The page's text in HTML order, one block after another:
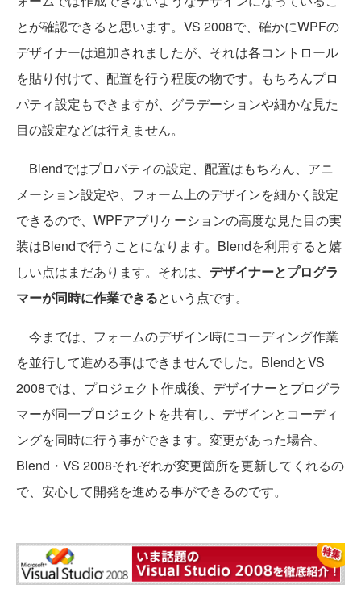
とが確認できると思います。VS 2008で、確かにWPFの
デザイナーは追加されましたが、それは各コントロール
を貼り付けて、配置を行う程度の物です。もちろんプロ
パティ設定もできますが、グラデーションや細かな見た
目の設定などは行えません。
Blendではプロパティの設定、配置はもちろん、アニ
メーション設定や、フォーム上のデザインを細かく設定
できるので、WPFアプリケーションの高度な見た目の実
装はBlendで行うことになります。Blendを利用すると嬉
しい点はまだあります。それは、 デザイナーとプログラ
マーが同時に作業できるという点です。
今までは、フォームのデザイン時にコーディング作業
を並行して進める事はできませんでした。BlendとVS
2008では、プロジェクト作成後、デザイナーとプログラ
マーが同一プロジェクトを共有し、デザインとコーディ
ングを同時に行う事ができます。変更があった場合、
Blend・VS 2008それぞれが変更箇所を更新してくれるの
で、安心して開発を進める事ができるのです。